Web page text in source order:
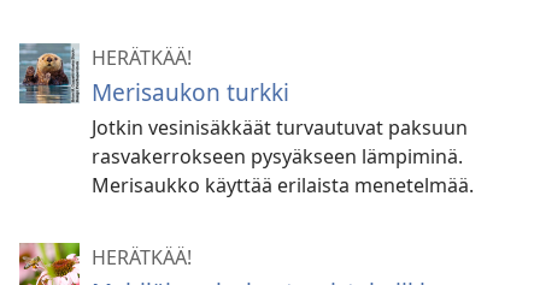
HERÄTKÄÄ!
Merisaukon turkki
Jotkin vesinisäkkäät turvautuvat paksuun
rasvakerrokseen pysyäkseen lämpiminä.
Merisaukko käyttää erilaista menetelmää.
HERÄTKÄÄ!